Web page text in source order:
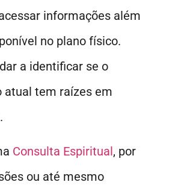
informações além
no plano físico.
a identificar se o
atual tem raízes em
Consulta Espiritual, por
ou até mesmo